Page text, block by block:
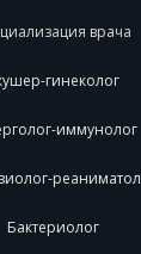
врача
гинеколог
иммунолог
Бактериолог